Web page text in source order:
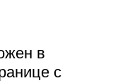
в
с